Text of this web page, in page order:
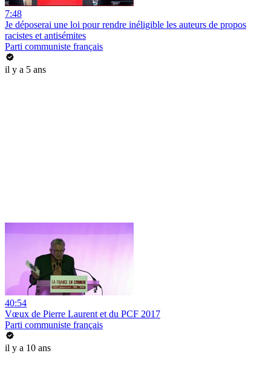
7:48
Je déposerai une loi pour rendre inéligible les auteurs de propos
racistes et antisémites
Parti communiste français
il y a 5 ans
40:54
Vœux de Pierre Laurent et du PCF 2017
Parti communiste français
il y a 10 ans